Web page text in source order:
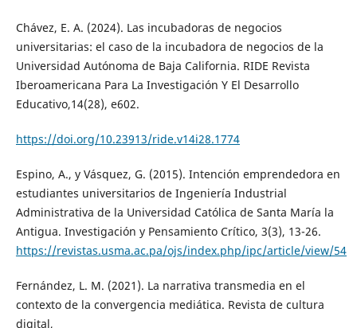
Chávez, E. A. (2024). Las incubadoras de negocios
universitarias: el caso de la incubadora de negocios de la
Universidad Autónoma de Baja California. RIDE Revista
Iberoamericana Para La Investigación Y El Desarrollo
Educativo,14(28), e602.
https://doi.org/10.23913/ride.v14i28.1774
Espino, A., y Vásquez, G. (2015). Intención emprendedora en
estudiantes universitarios de Ingeniería Industrial
Administrativa de la Universidad Católica de Santa María la
Antigua. Investigación y Pensamiento Crítico, 3(3), 13-26.
https://revistas.usma.ac.pa/ojs/index.php/ipc/article/view/54
Fernández, L. M. (2021). La narrativa transmedia en el
contexto de la convergencia mediática. Revista de cultura
digital,